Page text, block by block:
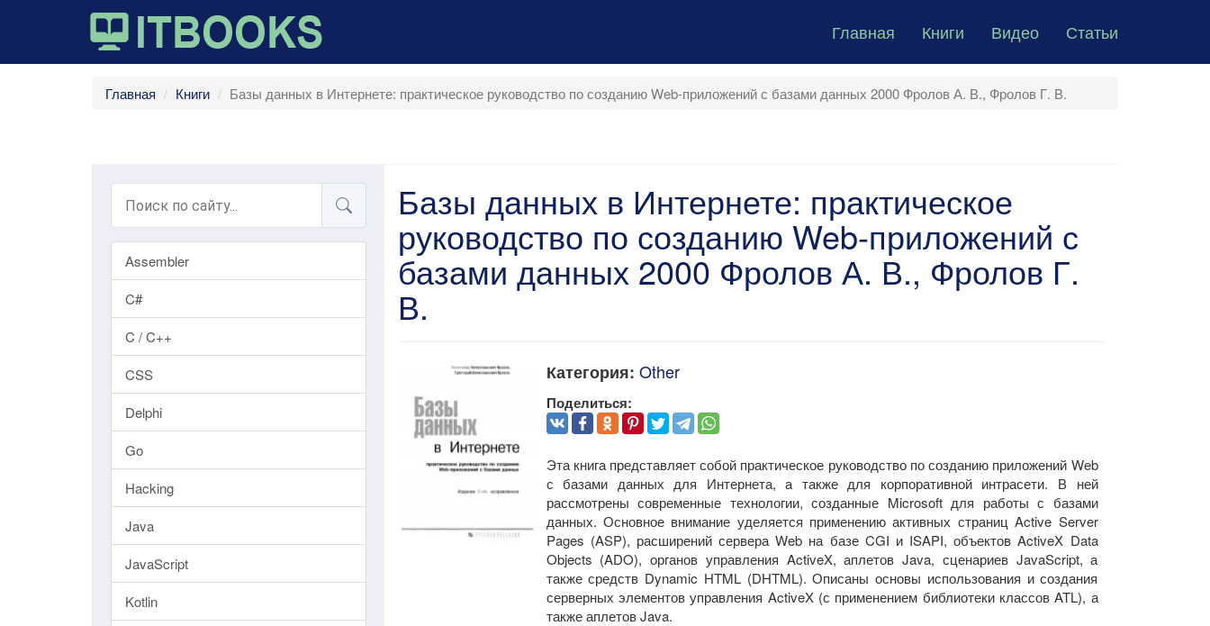
Главная Книги Видео Статьи
Главная Книги Базы данных в Интернете: практическое руководство по созданию Web-приложений с базами данных 2000 Фролов А. В., Фролов Г. В.
Assembler
C#
C / C++
CSS
Delphi
Go
Hacking
Java
JavaScript
Kotlin
Базы данных в Интернете: практическое
руководство по созданию Web-приложений с
базами данных 2000 Фролов А. В., Фролов Г.
В.
Категория: Other
Поделиться:
Эта книга представляет собой практическое руководство по созданию приложений Web
с базами данных для Интернета, а также для корпоративной интрасети. В ней
рассмотрены современные технологии, созданные Microsoft для работы с базами
данных. Основное внимание уделяется применению активных страниц Active Server
Pages (ASP), расширений сервера Web на базе CGI и ISAPI, объектов ActiveX Data
Objects (ADO), органов управления ActiveX, аплетов Java, сценариев JavaScript, а
также средств Dynamic HTML (DHTML). Описаны основы использования и создания
серверных элементов управления ActiveX (с применением библиотеки классов ATL), а
также аплетов Java.